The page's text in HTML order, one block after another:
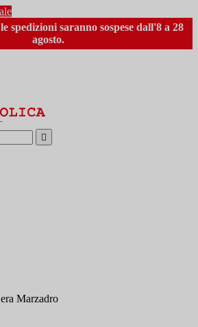
spedizioni saranno sospese dall'8 a 28
agosto.

Marzadro